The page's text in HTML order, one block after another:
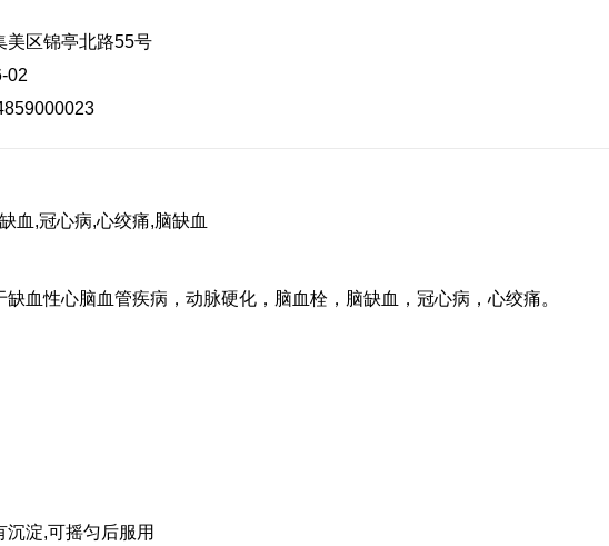
美区锦亭北路55号
02
血,冠心病,心绞痛,脑缺血
血性心脑血管疾病，动脉硬化，脑血栓，脑缺血，冠心病，心绞痛。
淀,可摇匀后服用